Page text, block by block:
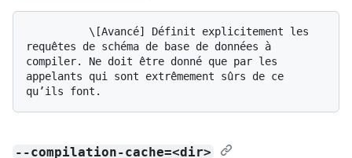
requêtes de schéma de base de données à
compiler. Ne doit être donné que par les
appelants qui sont extrêmement sûrs de ce
--compilation-cache=<dir>